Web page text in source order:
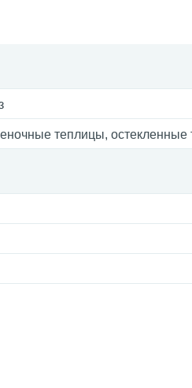
теплицы, остекленные